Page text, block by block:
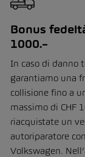
Bonus
1000.–
In caso di danno
garantiamo una
collisione fino a
massimo di CHF
riacquistate un
autoriparatore
Volkswagen.